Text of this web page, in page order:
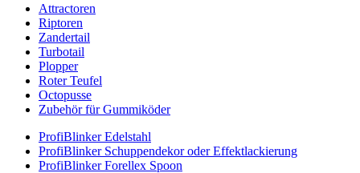
Attractoren
Riptoren
Zandertail
Turbotail
Plopper
Roter Teufel
Octopusse
Zubehör für Gummiköder
ProfiBlinker Edelstahl
ProfiBlinker Schuppendekor oder Effektlackierung
ProfiBlinker Forellex Spoon